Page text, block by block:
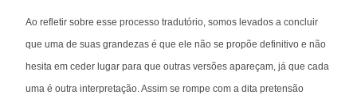
Ao refletir sobre esse processo tradutório, somos levados a concluir
que uma de suas grandezas é que ele não se propõe definitivo e não
hesita em ceder lugar para que outras versões apareçam, já que cada
uma é outra interpretação. Assim se rompe com a dita pretensão